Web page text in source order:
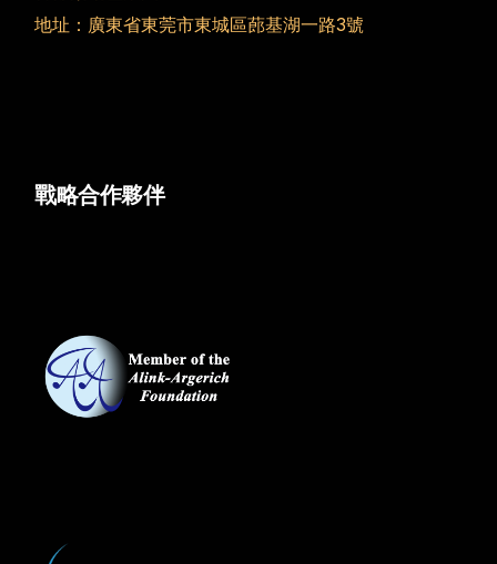
地址：廣東省東莞市東城區蓢基湖一路3號
戰略合作夥伴